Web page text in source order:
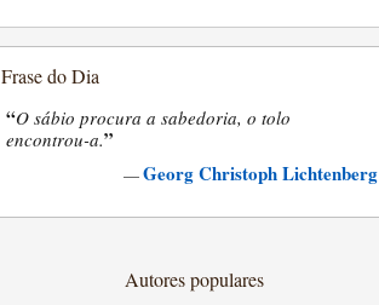
Frase do Dia
“O sábio procura a sabedoria, o tolo
encontrou-a.”
—Georg Christoph Lichtenberg
Autores populares